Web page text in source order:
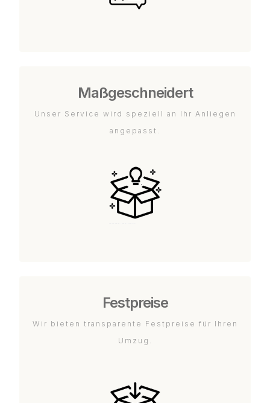
Maßgeschneidert
Unser Service wird speziell an Ihr Anliegen
angepasst.
Festpreise
Wir bieten transparente Festpreise für Ihren
Umzug.